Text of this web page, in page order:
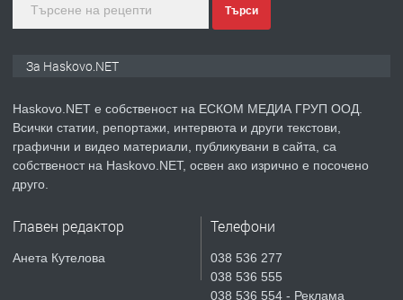
преди 4 дни
ПРЕДЛАГА
НАПЪЛНО ОБЗАВЕДЕН И
Давам гараж под наем
Търси
За Haskovo.NET
Haskovo.NET е собственост на ЕСКОМ МЕДИА ГРУП ООД.
Всички статии, репортажи, интервюта и други текстови,
графични и видео материали, публикувани в сайта, са
собственост на Haskovo.NET, освен ако изрично е посочено
друго.
Главен редактор
Анета Кутелова
Телефони
038 536 277
038 536 555
038 536 554 - Реклама